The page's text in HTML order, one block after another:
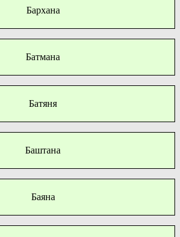
Бархана
Батмана
Батяня
Баштана
Баяна